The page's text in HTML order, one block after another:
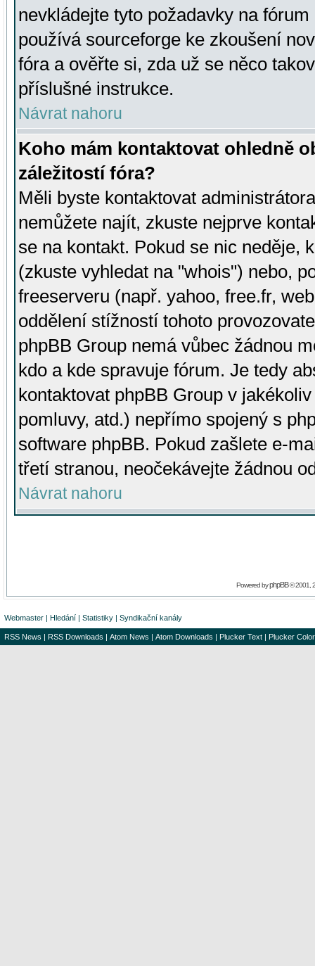
nevkládejte tyto požadavky na
používá sourceforge ke zkoušení
fóra a ověřte si, zda už se něco
příslušné instrukce.
Návrat nahoru
Koho mám kontaktovat ohledně
záležitostí fóra?
Měli byste kontaktovat
nemůžete najít, zkuste nejprve
se na kontakt. Pokud se nic neděje,
(zkuste vyhledat na "whois") nebo,
freeserveru (např. yahoo, free.fr,
oddělení stížností tohoto
phpBB Group nemá vůbec žádnou
kdo a kde spravuje fórum. Je tedy
kontaktovat phpBB Group v
pomluvy, atd.) nepřímo spojený s
software phpBB. Pokud zašlete e-
třetí stranou, neočekávejte žádnou
Návrat nahoru
Powered byphpBB© 2001,
Webmaster | Hledání | Statistiky | Syndikační kanály
RSS News | RSS Downloads | Atom News | Atom Downloads | Plucker Text | Plucker Color